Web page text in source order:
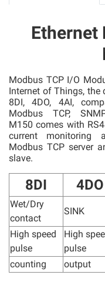
Ethernet
Modbus TCP I/O
Internet of Things,
8DI, 4DO, 4AI,
Modbus TCP,
M150 comes with
current monitoring
Modbus TCP server
slave.
8DI 4DO
Wet/Dry
contact
SINK
High speed
pulse
High
pulse
counting
output